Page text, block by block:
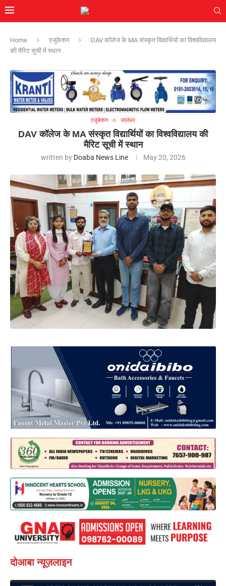
Home एजुकेशन
DAV कॉलेज के MA संस्कृत विद्यार्थियों का विश्वविद्यालय
की मैरिट सूची में स्थान
एजुकेशन जालंधर
DAV कॉलेज के MA संस्कृत विद्यार्थियों का विश्वविद्यालय की
मैरिट सूची में स्थान
written by Doaba News Line May 20, 2026
दोआबा न्यूज़लाइन